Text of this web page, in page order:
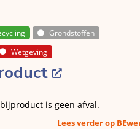
Grondstoffen
Wetgeving
is geen afval.
Lees verder op